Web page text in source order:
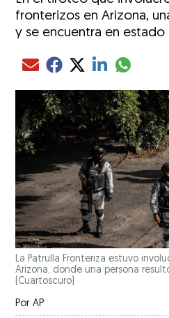
fronterizos en Arizona,
y se encuentra en estado
Compartir el artículo actual
Compartir el artículo
Compartir el artículo
Compartir el
Compartir
La Patrulla Fronteriza estuvo
Arizona, donde una persona
(Cuartoscuro)
Por AP